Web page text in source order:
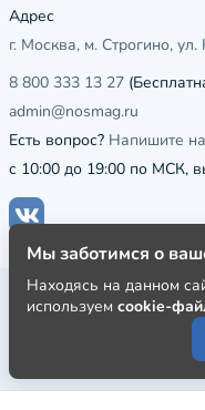
Адрес
г. Москва, м. Строгино,
8 800 333 13 27
admin@nosmag.ru
Есть вопрос? Напишите
с 10:00 до 19:00 по МСК,
Публичная оферта
Пользовательское
Политика
Мы заботимся о
Находясь на данном
используем cookie-